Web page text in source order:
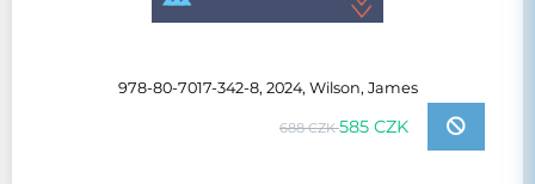
978-80-7017-342-8, 2024, Wilson, James
688 CZK585 CZK